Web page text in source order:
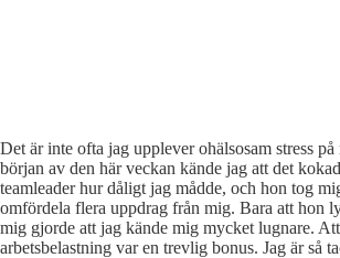
Det är inte ofta jag upplever ohälsosam stress
början av den här veckan kände jag att det
teamleader hur dåligt jag mådde, och hon tog
omfördela flera uppdrag från mig. Bara att hon
mig gjorde att jag kände mig mycket lugnare.
arbetsbelastning var en trevlig bonus. Jag är så